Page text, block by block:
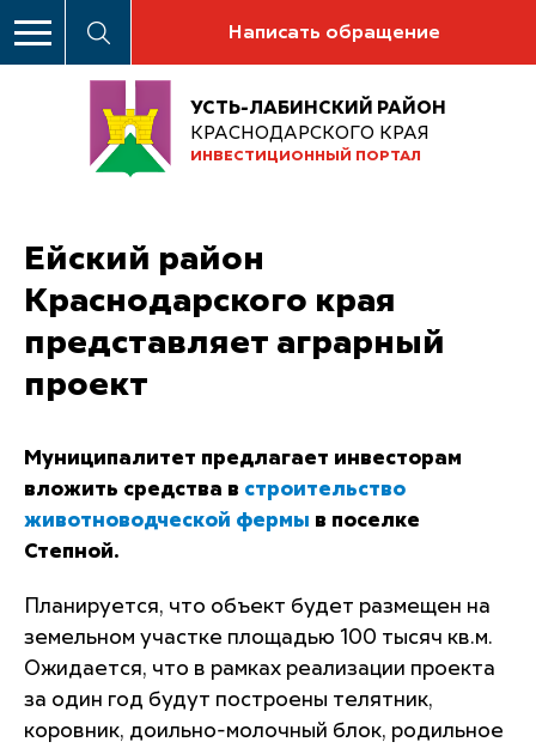
Написать обращение
УСТЬ-ЛАБИНСКИЙ РАЙОН
КРАСНОДАРСКОГО КРАЯ
ИНВЕСТИЦИОННЫЙ ПОРТАЛ
Ейский район
Краснодарского края
представляет аграрный
проект
Муниципалитет предлагает инвесторам
вложить средства в строительство
животноводческой фермы в поселке
Степной.
Планируется, что объект будет размещен на
земельном участке площадью 100 тысяч кв.м.
Ожидается, что в рамках реализации проекта
за один год будут построены телятник,
коровник, доильно-молочный блок, родильное